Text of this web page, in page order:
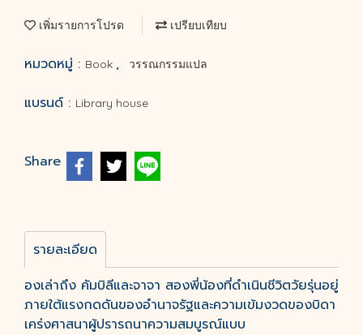
เพิ่มรายการโปรด เปรียบเทียบ
หมวดหมู่ : Book , วรรณกรรมแปล
แบรนด์ : Library house
Share
รายละเอียด
องเล่าถึง คัมบิลีและจาจา สองพี่น้องที่ดำเนินชีวิตวัยรุ่นอยู่
ภายใต้แรงกดดันของอำนาจรัฐและความเข้มงวดของบิดา
เคร่งศาสนาผู้ปรารถนาความสมบูรณ์แบบ